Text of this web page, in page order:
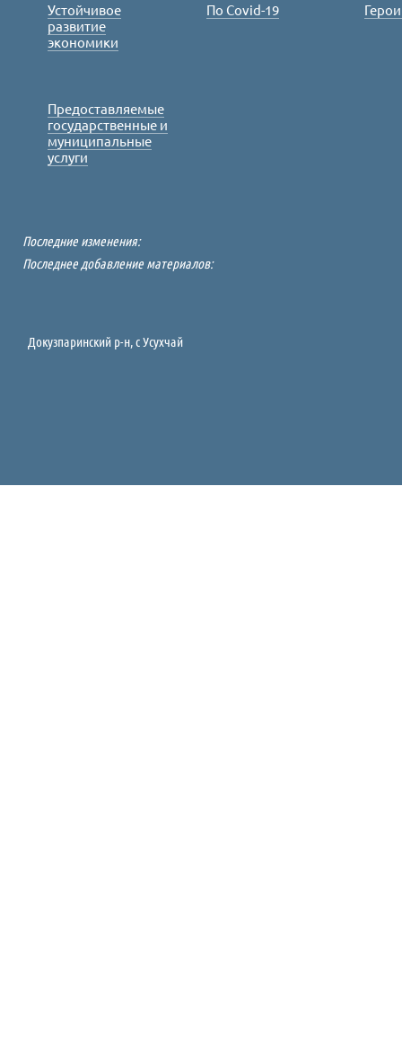
Устойчивое
развитие
экономики
По Covid-19
Предоставляемые
государственные и
муниципальные
услуги
Последние изменения:
Последнее добавление материалов:
Докузпаринский р-н, c Усухчай